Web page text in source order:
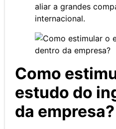
aliar a grandes
internacional.
Como
estudo do
da empresa?